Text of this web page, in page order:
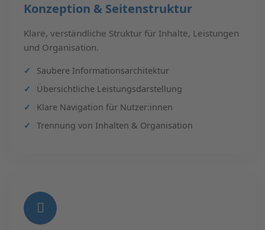
Konzeption & Seitenstruktur
Klare, verständliche Struktur für Inhalte, Leistungen
und Organisation.
Saubere Informationsarchitektur
Übersichtliche Leistungsdarstellung
Klare Navigation für Nutzer:innen
Trennung von Inhalten & Organisation